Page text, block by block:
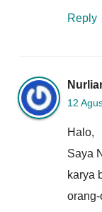
Reply
12
Halo,
Saya
karya